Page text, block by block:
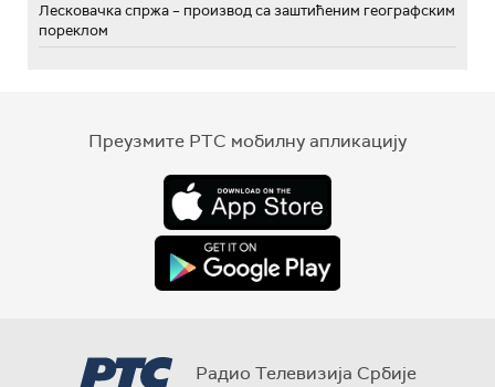
Лесковачка спржа – производ са заштићеним географским
пореклом
Преузмите РТС мобилну апликацију
Радио Телевизија Србије